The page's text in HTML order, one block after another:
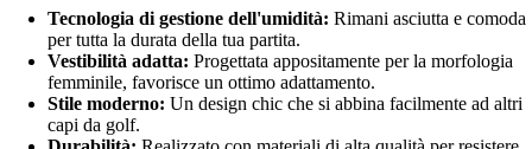
Tecnologia di gestione dell'umidità: Rimani asciutta e comoda
per tutta la durata della tua partita.
Vestibilità adatta: Progettata appositamente per la morfologia
femminile, favorisce un ottimo adattamento.
Stile moderno: Un design chic che si abbina facilmente ad altri
capi da golf.